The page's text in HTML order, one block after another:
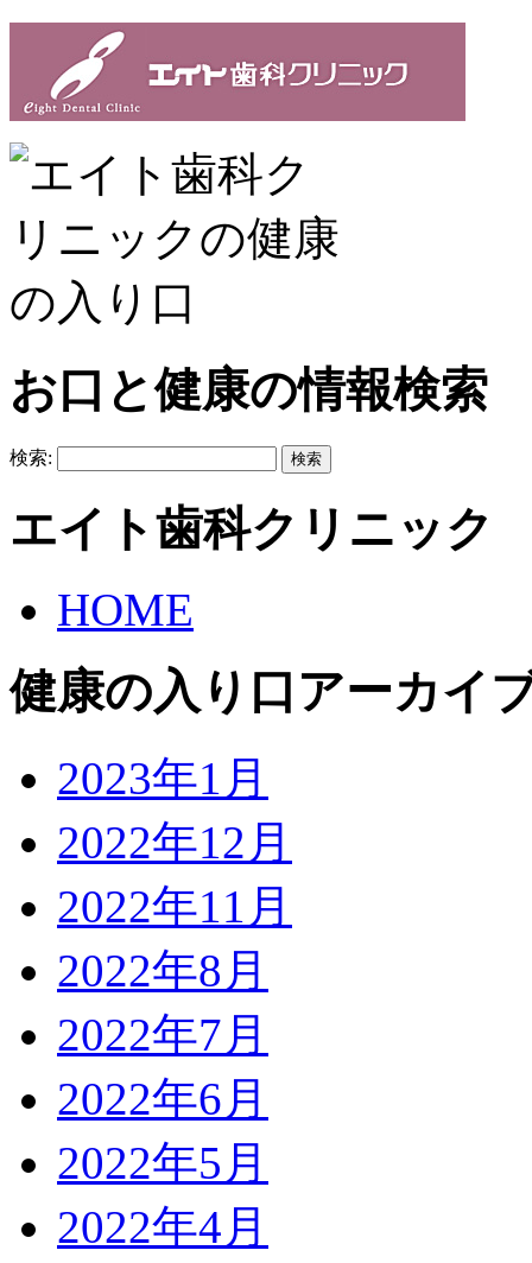
お口と健康の情報検索
検索:
エイト歯科クリニック
HOME
健康の入り口アーカイ
2023年1月
2022年12月
2022年11月
2022年8月
2022年7月
2022年6月
2022年5月
2022年4月